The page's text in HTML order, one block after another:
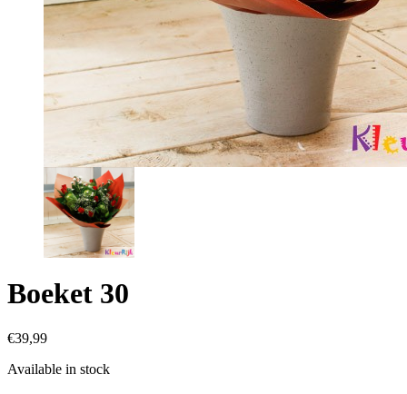
Boeket 30
€39,99
Available in stock